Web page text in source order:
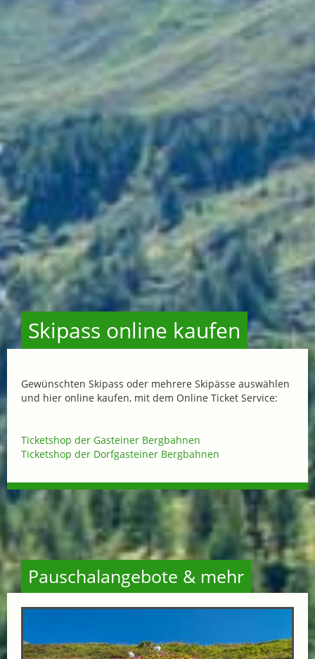
Skipass online kaufen
Gewünschten Skipass oder mehrere Skipässe auswählen
und hier online kaufen, mit dem Online Ticket Service:
Ticketshop der Gasteiner Bergbahnen
Ticketshop der Dorfgasteiner Bergbahnen
Pauschalangebote & mehr